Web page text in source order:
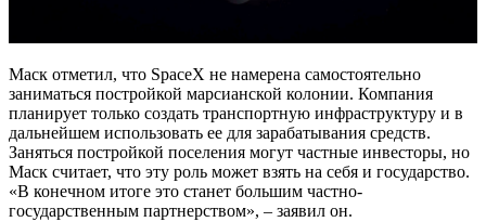
Маск отметил, что SpaceX не намерена самостоятельно
заниматься постройкой марсианской колонии. Компания
планирует только создать транспортную инфраструктуру и в
дальнейшем использовать ее для зарабатывания средств.
Заняться постройкой поселения могут частные инвесторы, но
Маск считает, что эту роль может взять на себя и государство.
«В конечном итоге это станет большим частно-
государственным партнерством», – заявил он.